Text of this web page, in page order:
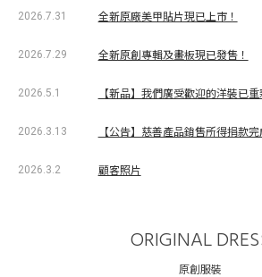
2026.7.31 全新原廠美甲貼片現已上市！
2026.7.29 全新原創專輯及畫板現已發售！
2026.5.1 【新品】我們廣受歡迎的洋裝已
2026.3.13 【公告】慈善產品銷售所得捐款完
2026.3.2 顧客照片
ORIGINAL
原創服裝